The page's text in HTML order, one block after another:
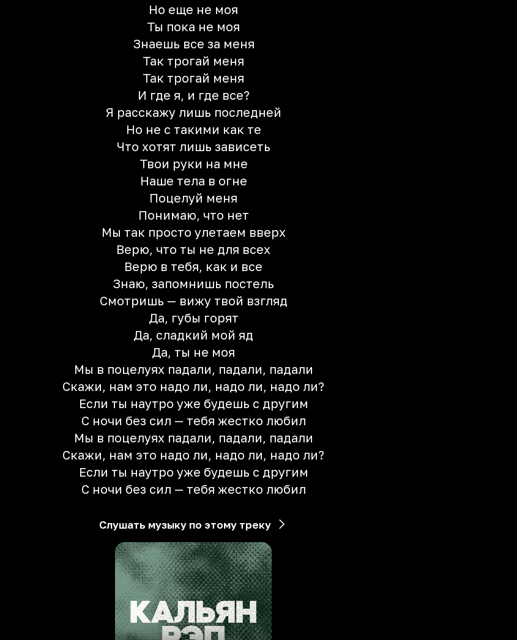
Но еще не моя
Ты пока не моя
Знаешь все за меня
Так трогай меня
Так трогай меня
И где я, и где все?
Я расскажу лишь последней
Но не с такими как те
Что хотят лишь зависеть
Твои руки на мне
Наше тела в огне
Поцелуй меня
Понимаю, что нет
Мы так просто улетаем вверх
Верю, что ты не для всех
Верю в тебя, как и все
Знаю, запомнишь постель
Смотришь — вижу твой взгляд
Да, губы горят
Да, сладкий мой яд
Да, ты не моя
Мы в поцелуях падали, падали, падали
Скажи, нам это надо ли, надо ли, надо ли?
Если ты наутро уже будешь с другим
С ночи без сил — тебя жестко любил
Мы в поцелуях падали, падали, падали
Скажи, нам это надо ли, надо ли, надо ли?
Если ты наутро уже будешь с другим
С ночи без сил — тебя жестко любил
Слушать музыку по этому треку